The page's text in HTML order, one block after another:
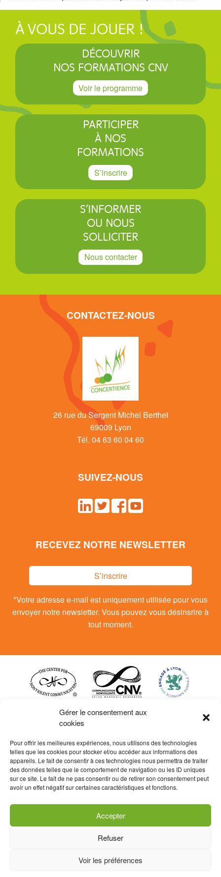
Gérer le consentement aux
cookies
Pour offrir les meilleures expériences, nous utilisons des technologies
telles que les cookies pour stocker et/ou accéder aux informations des
appareils. Le fait de consentir à ces technologies nous permettra de traiter
des données telles que le comportement de navigation ou les ID uniques
sur ce site. Le fait de ne pas consentir ou de retirer son consentement peut
avoir un effet négatif sur certaines caractéristiques et fonctions.
Accepter
Refuser
Voir les préférences
À VOUS DE JOUER !
DÉCOUVRIR
NOS FORMATIONS CNV
Voir le programme
PARTICIPER
À NOS
FORMATIONS
S’inscrire
S’INFORMER
OU NOUS
SOLLICITER
Nous contacter
CONTACTEZ-NOUS
26 rue du Sergent Michel Berthet
69009 Lyon
Tél. 04 63 60 04 60
SUIVEZ-NOUS
RECEVEZ NOTRE NEWSLETTER
S’inscrire
*Votre adresse e-mail est uniquement utilisée pour vous
envoyer notre newsletter. Vous pouvez vous désinsrire à
tout moment.
La certification qualité a été
délivrée au titre de la catégorie
d’actions suivantes : actions de
Données personnelles / RGPD